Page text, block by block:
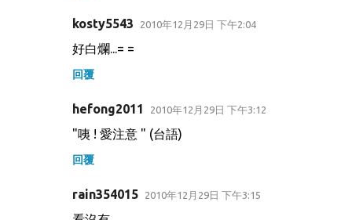
kosty5543 2010年12月29日 下午2:04
好白爛...= =
回覆
hefong2011 2010年12月29日 下午3:12
"咦 ! 愛注意 " (台語)
回覆
rain354015 2010年12月29日 下午3:15